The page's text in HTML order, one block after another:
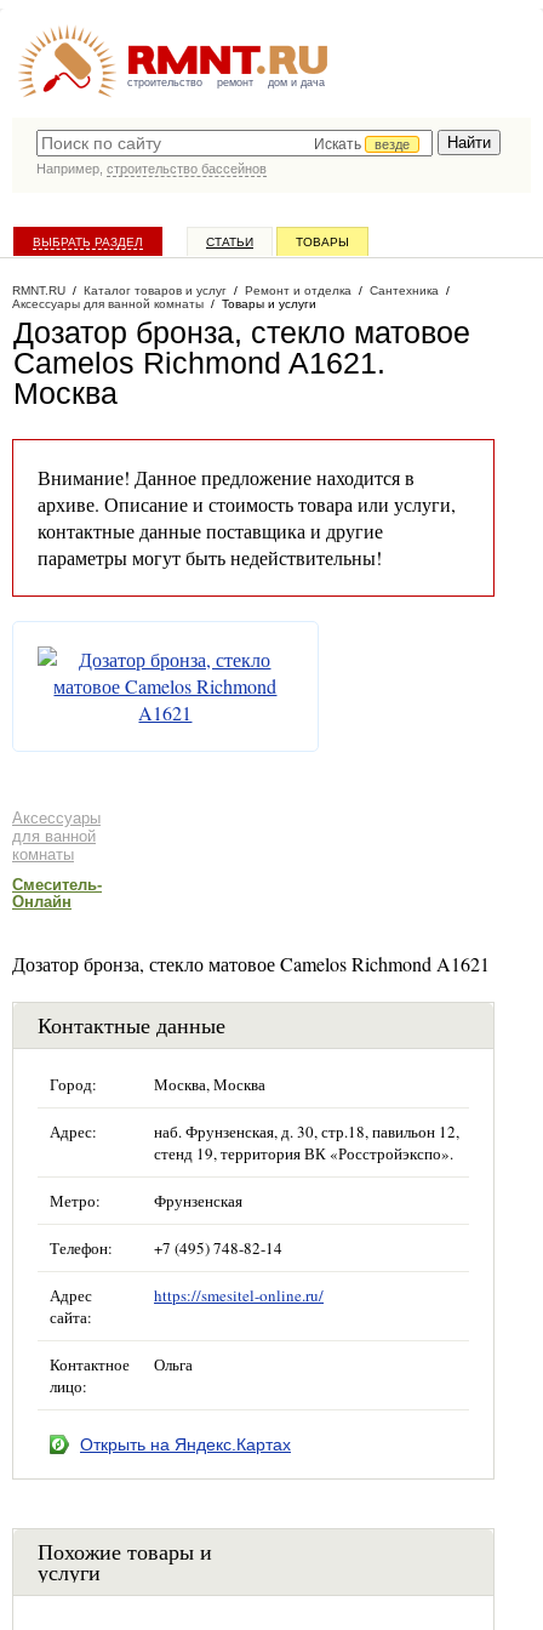
строительство ремонт дом и дача
Искать
везде
Например, строительство бассейнов
ВЫБРАТЬ РАЗДЕЛ СТАТЬИ ТОВАРЫ
RMNT.RU / Каталог товаров и услуг / Ремонт и отделка / Сантехника /
Аксессуары для ванной комнаты / Товары и услуги
Дозатор бронза, стекло матовое
Camelos Richmond A1621.
Москва
Внимание! Данное предложение находится в
архиве. Описание и стоимость товара или услуги,
контактные данные поставщика и другие
параметры могут быть недействительны!
Аксессуары
для ванной
комнаты
Смеситель-
Онлайн
Дозатор бронза, стекло матовое Camelos Richmond A1621
Контактные данные
Город: Москва, Москва
Адрес:
наб. Фрунзенская, д. 30, стр.18, павильон 12,
стенд 19, территория ВК «Росстройэкспо».
Метро: Фрунзенская
Телефон: +7 (495) 748-82-14
Адрес
сайта:
https://smesitel-online.ru/
Контактное
лицо:
Ольга
Открыть на Яндекс.Картах
Похожие товары и
услуги